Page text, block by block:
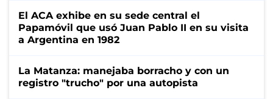
El ACA exhibe en su sede central el
Papamóvil que usó Juan Pablo II en su visita
a Argentina en 1982
La Matanza: manejaba borracho y con un
registro "trucho" por una autopista